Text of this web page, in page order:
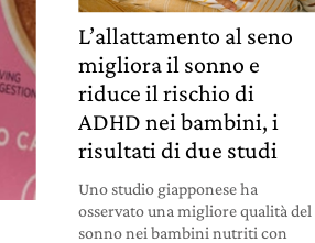
L’allattamento al seno
migliora il sonno e
riduce il rischio di
ADHD nei bambini, i
risultati di due studi
Uno studio giapponese ha
osservato una migliore qualità del
sonno nei bambini nutriti con